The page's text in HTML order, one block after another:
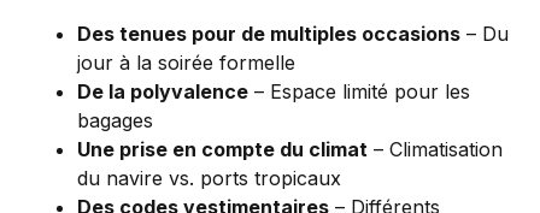
Des tenues pour de multiples occasions – Du
jour à la soirée formelle
De la polyvalence – Espace limité pour les
bagages
Une prise en compte du climat – Climatisation
du navire vs. ports tropicaux
Des codes vestimentaires – Différents